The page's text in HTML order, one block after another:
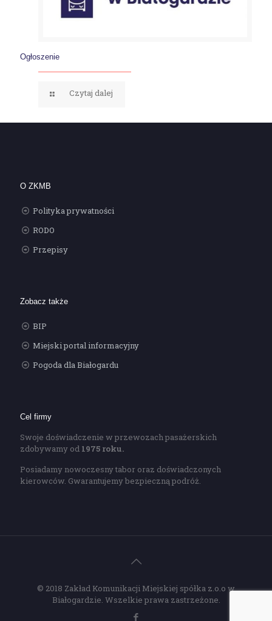
Ogłoszenie
Czytaj dalej
O ZKMB
Polityka prywatności
RODO
Przepisy
Zobacz także
BIP
Miejski portal informacyjny
Pogoda dla Białogardu
Cel firmy
Swoje doświadczenie w przewozach pasażerskich
zdobywamy od 1975 roku.
Posiadamy nowoczesny tabor oraz doświadczonych
kierowców. Gwarantujemy bezpieczną podróż.
© 2018 Zakład Komunikacji Miejskiej spółka z.o.o w
Białogardzie. Wszelkie prawa zastrzeżone.